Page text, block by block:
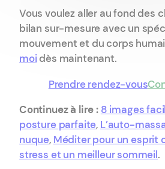
Vous voulez aller au fond des
bilan sur-mesure avec un
mouvement et du corps
moidès maintenant.
Prendre rendez-vous
Continuez à lire : 8 images
posture parfaite, L’auto-
nuque, Méditer pour un esprit
stress et un meilleur sommeil.